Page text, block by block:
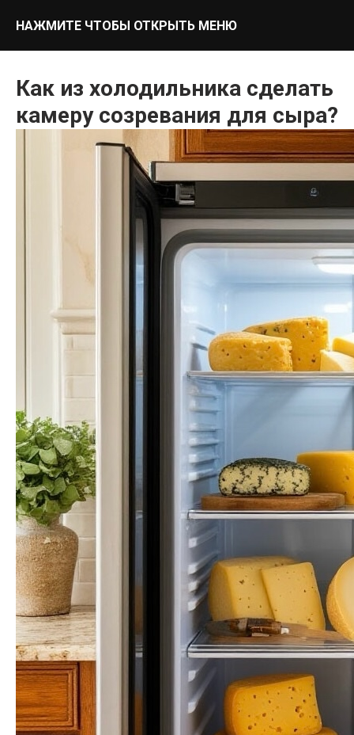
НАЖМИТЕ ЧТОБЫ ОТКРЫТЬ МЕНЮ
Как из холодильника сделать
камеру созревания для сыра?